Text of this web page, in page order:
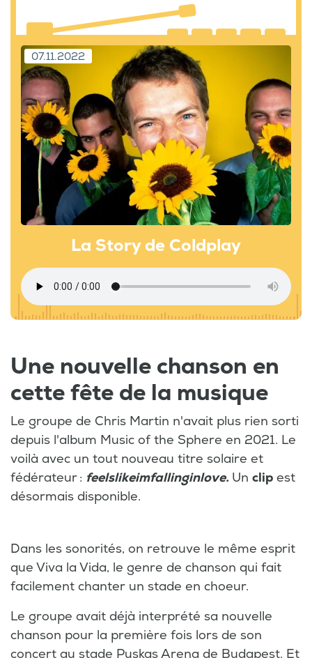
07.11.2022
La Story de Coldplay
Une nouvelle chanson en
cette fête de la musique
Le groupe de Chris Martin n'avait plus rien sorti
depuis l'album Music of the Sphere en 2021. Le
voilà avec un tout nouveau titre solaire et
fédérateur : feelslikeimfallinginlove. Un clip est
désormais disponible.
Dans les sonorités, on retrouve le même esprit
que Viva la Vida, le genre de chanson qui fait
facilement chanter un stade en choeur.
Le groupe avait déjà interprété sa nouvelle
chanson pour la première fois lors de son
concert au stade Puskas Arena de Budapest. Et